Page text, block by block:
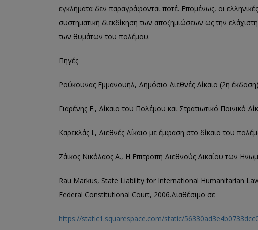
εγκλήματα δεν παραγράφονται ποτέ. Επομένως, οι
συστηματική διεκδίκηση των αποζημιώσεων ως την
των θυμάτων του πολέμου.
Πηγές
Ρούκουνας Εμμανουήλ, Δημόσιο Διεθνές Δίκαιο (2η
Γιαρένης Ε., Δίκαιο του Πολέμου και Στρατιωτικό Ποινικό
Καρεκλάς Ι., Διεθνές Δίκαιο με έμφαση στο δίκαιο του
Ζάικος Νικόλαος Α., Η Επιτροπή Διεθνούς Δικαίου των
Rau Markus, State Liability for International Humanitarian
Federal Constitutional Court, 2006.Διαθέσιμο σε
https://static1.squarespace.com/static/